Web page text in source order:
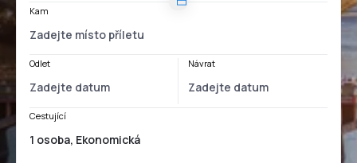
Kam
Odlet Návrat
Cestující